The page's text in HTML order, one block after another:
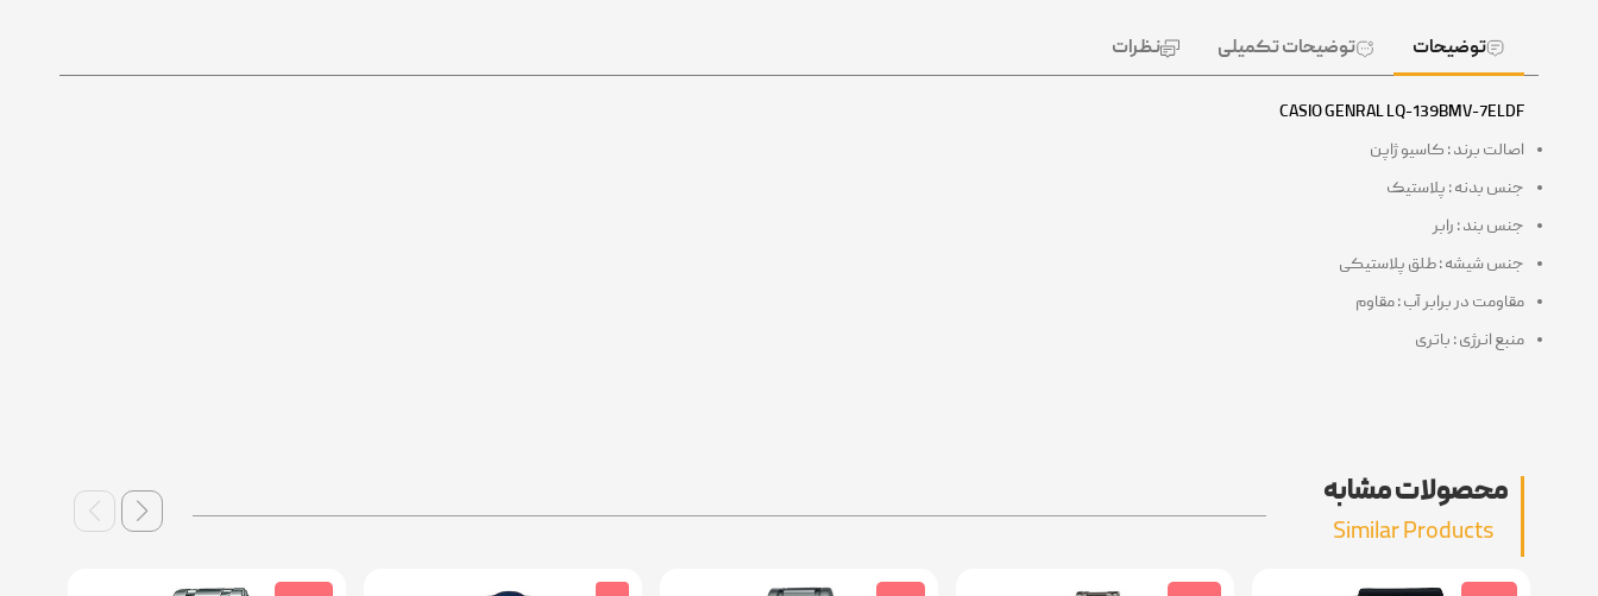
توضیحات توضیحات تکمیلی نظرات
CASIO GENRAL LQ-139BMV-7ELDF
اصالت برند : کاسیو ژاپن
جنس بدنه : پلاستیک
جنس بند : رابر
جنس شیشه : طلق پلاستیکی
مقاومت در برابر آب : مقاوم
منبع انرژی : باتری
محصولات مشابه
Similar Products